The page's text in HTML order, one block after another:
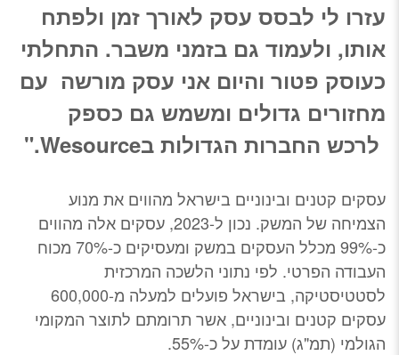
עזרו לי לבסס עסק לאורך זמן ולפתח
אותו, ולעמוד גם בזמני משבר. התחלתי
כעוסק פטור והיום אני עסק מורשה עם
מחזורים גדולים ומשמש גם כספק
לרכש החברות הגדולות בWesource."
עסקים קטנים ובינוניים בישראל מהווים את מנוע
הצמיחה של המשק. נכון ל-2023, עסקים אלה מהווים
כ-99% מכלל העסקים במשק ומעסיקים כ-70% מכוח
העבודה הפרטי. לפי נתוני הלשכה המרכזית
לסטטיסטיקה, בישראל פועלים למעלה מ-600,000
עסקים קטנים ובינוניים, אשר תרומתם לתוצר המקומי
הגולמי (תמ"ג) עומדת על כ-55%.